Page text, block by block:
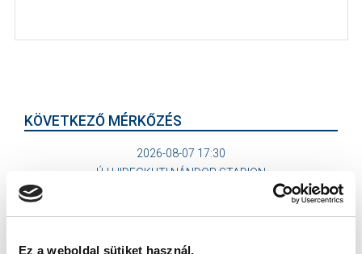
Ez a weboldal sütiket használ.
KÖVETKEZŐ MÉRKŐZÉS
2026-08-07 17:30
ÚJ HIDEGKUTI NÁNDOR STADION